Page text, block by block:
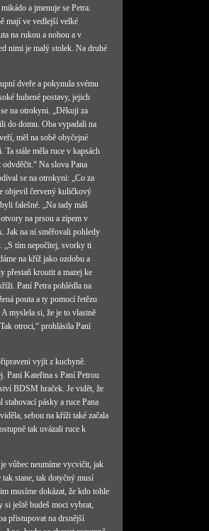
a jmenuje se Petra.
mají ve vedlejší velké
na rukou a nohou a v
nimi je malý stolek. Na druhé
dveře a pokynula svému
hubené postavy, jejich
na otrokyni. „Děkuji za
do domu. Oba vypadali na
měl na sobě obyčejné
stále měla ruce v kapsách
Na slova Pana
se na otrokyni: „Co za
objevil červený kuličkový
falešné. „Na tady máš
na prsou a zipem v
Jak na ní směřovali pohledy
„S tím nepočítej, svorky ti
na kříž jako ozdobu a
přestaň kroutit a mazej ke
Paní Petra pohlédla na
pouta a ty pomocí řetězu
myslela si, že je to vlastně
otroci,“ prohlásila Paní
vyjít z kuchyně.
Paní Kateřina s Paní Petrou
BDSM hraček. Je vidět, že
pásky a ruce Pana
sebou na kříži také začala
tak uvázali ruce k
vůbec neumíme vycvičit, jak
stane, tak dotyčný musí
musíme dokázat, že kdo tohle
si ještě budeš moci vybrat,
přistupovat na drsnější